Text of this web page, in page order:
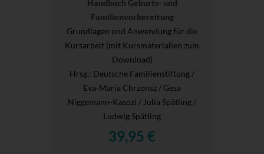
Handbuch Geburts- und
Familienvorbereitung
Grundlagen und Anwendung für die
Kursarbeit (mit Kursmaterialien zum
Download)
Hrsg.: Deutsche Familienstiftung /
Eva-Maria Chrzonsz / Gesa
Niggemann-Kasozi / Julia Spätling /
Ludwig Spätling
39,95 €